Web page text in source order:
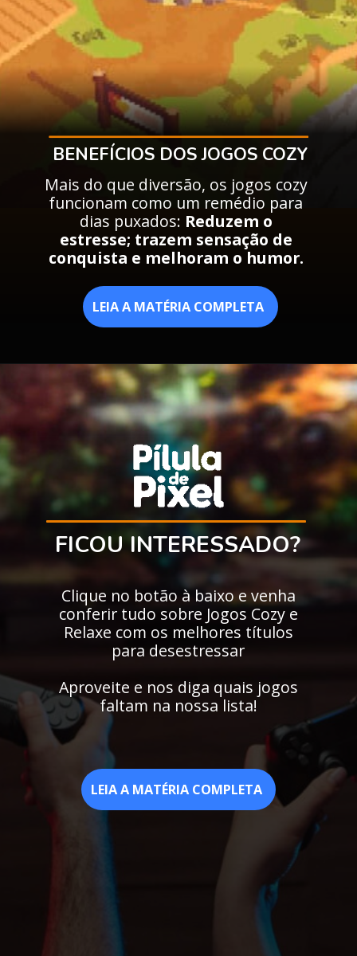
BENEFÍCIOS DOS JOGOS COZY
Mais do que diversão, os jogos cozy
funcionam como um remédio para
dias puxados: Reduzem o
estresse; trazem sensação de
conquista e melhoram o humor.
LEIA A MATÉRIA COMPLETA
FICOU INTERESSADO?
Clique no botão à baixo e venha
conferir tudo sobre Jogos Cozy e
Relaxe com os melhores títulos
para desestressar
Aproveite e nos diga quais jogos
faltam na nossa lista!
LEIA A MATÉRIA COMPLETA